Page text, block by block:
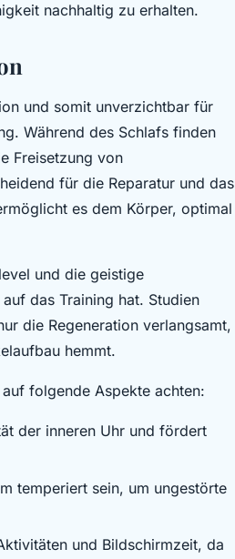
nachhaltig zu erhalten.
und somit unverzichtbar für
Während des Schlafs finden
Freisetzung von
für die Reparatur und das
es dem Körper, optimal
und die geistige
das Training hat. Studien
die Regeneration verlangsamt,
hemmt.
folgende Aspekte achten:
der inneren Uhr und fördert
temperiert sein, um ungestörte
und Bildschirmzeit, da